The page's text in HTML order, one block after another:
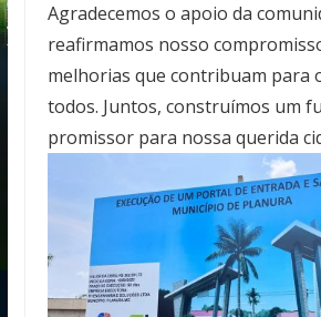
Agradecemos o apoio da
reafirmamos nosso
melhorias que contribuam para
todos. Juntos, construímos um
promissor para nossa querida